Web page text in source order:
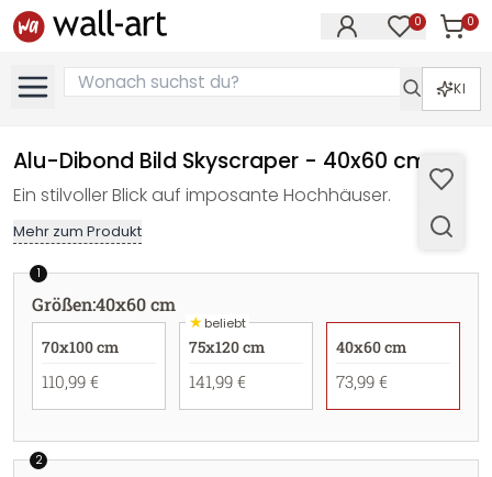
0 0
KI
Alu-Dibond Bild Skyscraper - 40x60 cm
Ein stilvoller Blick auf imposante Hochhäuser.
Mehr zum Produkt
1
Größen:40x60 cm
70x100 cm
110,99 €
★beliebt
75x120 cm
141,99 €
40x60 cm
73,99 €
2